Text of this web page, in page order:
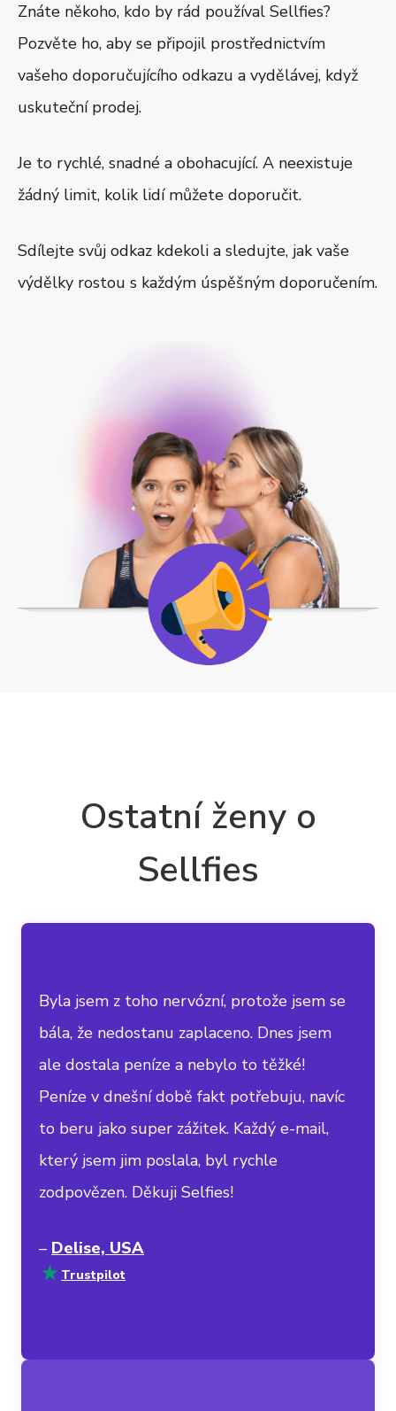
Znáte někoho, kdo by rád používal Sellfies?
Pozvěte ho, aby se připojil prostřednictvím
vašeho doporučujícího odkazu a vydělávej, když
uskuteční prodej.
Je to rychlé, snadné a obohacující. A neexistuje
žádný limit, kolik lidí můžete doporučit.
Sdílejte svůj odkaz kdekoli a sledujte, jak vaše
výdělky rostou s každým úspěšným doporučením.
Ostatní ženy o
Sellfies
Byla jsem z toho nervózní, protože jsem se
bála, že nedostanu zaplaceno. Dnes jsem
ale dostala peníze a nebylo to těžké!
Peníze v dnešní době fakt potřebuju, navíc
to beru jako super zážitek. Každý e-mail,
který jsem jim poslala, byl rychle
zodpovězen. Děkuji Selfies!
– Delise, USA
Trustpilot